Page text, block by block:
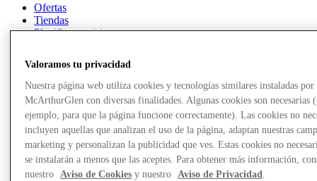
Ofertas
Tiendas
Planifica tu visita
Comer y beber
Tarjetas regalo
Servicios
Más
Valoramos tu privacidad
Nuestra página web utiliza cookies y tecnologías similares instaladas por
McArthurGlen con diversas finalidades. Algunas cookies son necesarias
ejemplo, para que la página funcione correctamente). Las cookies no
incluyen aquellas que analizan el uso de la página, adaptan nuestras
marketing y personalizan la publicidad que ves. Estas cookies no
se instalarán a menos que las aceptes. Para obtener más información,
nuestro
Aviso de Cookies y nuestro Aviso de Privacidad